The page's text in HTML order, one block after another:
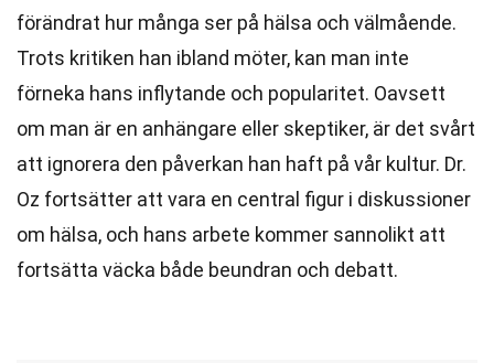
förändrat hur många ser på hälsa och välmående.
Trots kritiken han ibland möter, kan man inte
förneka hans inflytande och popularitet. Oavsett
om man är en anhängare eller skeptiker, är det svårt
att ignorera den påverkan han haft på vår kultur. Dr.
Oz fortsätter att vara en central figur i diskussioner
om hälsa, och hans arbete kommer sannolikt att
fortsätta väcka både beundran och debatt.